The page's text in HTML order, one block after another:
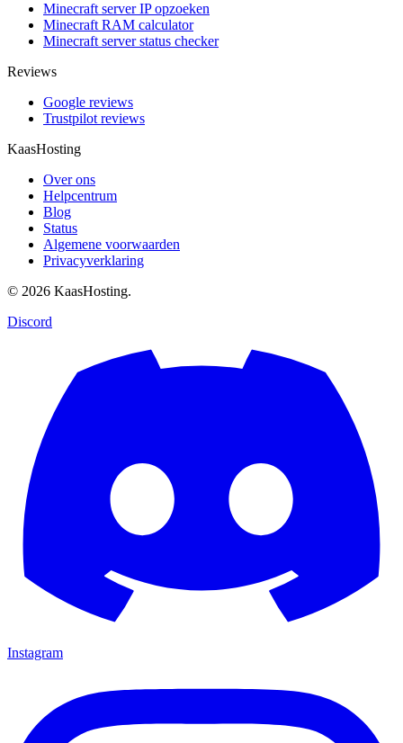
Minecraft server IP opzoeken
Minecraft RAM calculator
Minecraft server status checker
Reviews
Google reviews
Trustpilot reviews
KaasHosting
Over ons
Helpcentrum
Blog
Status
Algemene voorwaarden
Privacyverklaring
© 2026 KaasHosting.
Discord
Instagram